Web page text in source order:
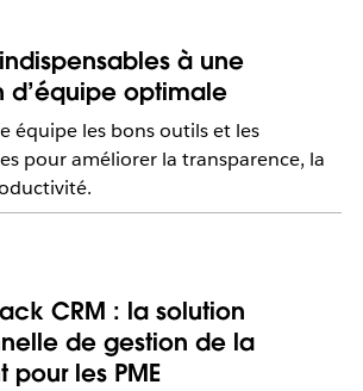
à une
d’équipe optimale
équipe les bons outils et les
pour améliorer la transparence, la
CRM : la solution
de gestion de la
les PME